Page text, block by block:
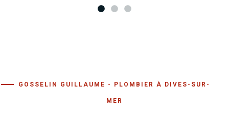
GOSSELIN GUILLAUME - PLOMBIER À DIVES-SUR-
MER